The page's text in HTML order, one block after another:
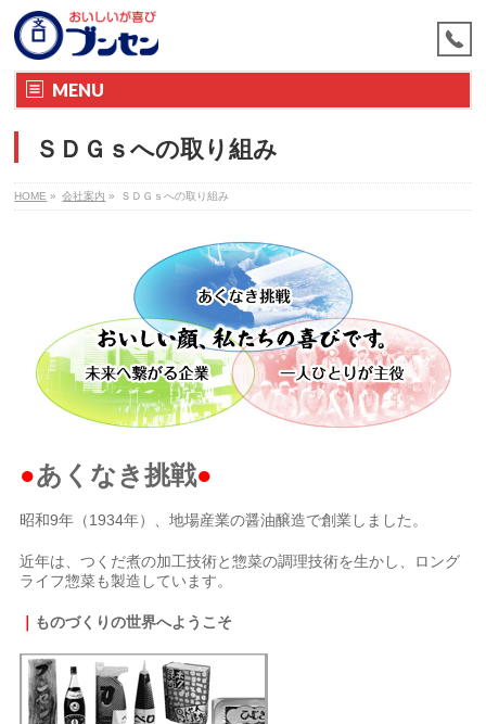
MENU
ＳＤＧｓへの取り組み
HOME » 会社案内 » ＳＤＧｓへの取り組み
●あくなき挑戦●
昭和9年（1934年）、地場産業の醤油醸造で創業しました。
近年は、つくだ煮の加工技術と惣菜の調理技術を生かし、ロング
ライフ惣菜も製造しています。
ものづくりの世界へようこそ